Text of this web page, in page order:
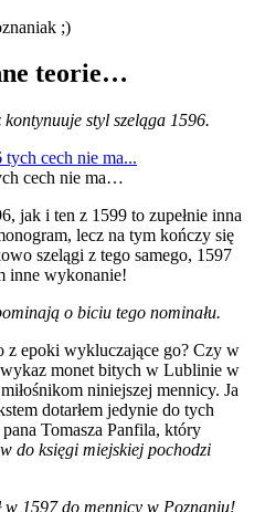
;)
teorie…
styl szeląga 1596.
cech nie ma…
jak i ten z 1599 to zupełnie inna
lecz na tym kończy się
szelągi z tego samego, 1597
inne wykonanie!
o biciu tego nominału.
z epoki wykluczające go? Czy w
monet bitych w Lublinie w
niniejszej mennicy. Ja
dotarłem jedynie do tych
Tomasza Panfila, który
do księgi miejskiej pochodzi
w 1597 do mennicy w Poznaniu!